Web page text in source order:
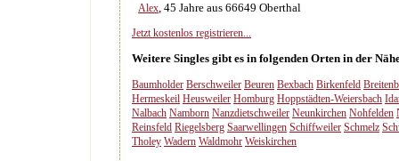
Alex, 45 Jahre aus 66649 Oberthal
Jetzt kostenlos registrieren...
Weitere Singles gibt es in folgenden Orten in der
Baumholder Berschweiler Beuren Bexbach Birkenfeld
Hermeskeil Heusweiler Homburg Hoppstädten-Weiersbach
Nalbach Namborn Nanzdietschweiler Neunkirchen Nohfelden
Reinsfeld Riegelsberg Saarwellingen Schiffweiler Schmelz
Tholey Wadern Waldmohr Weiskirchen